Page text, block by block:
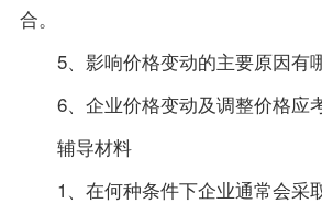
合。
5、影响价格变动的主要原因有
6、企业价格变动及调整价格应
辅导材料
1、在何种条件下企业通常会采